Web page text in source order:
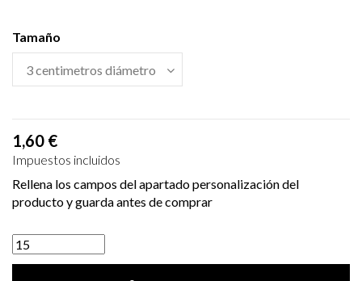
Tamaño
1,60 €
Impuestos incluidos
Rellena los campos del apartado personalización del
producto y guarda antes de comprar